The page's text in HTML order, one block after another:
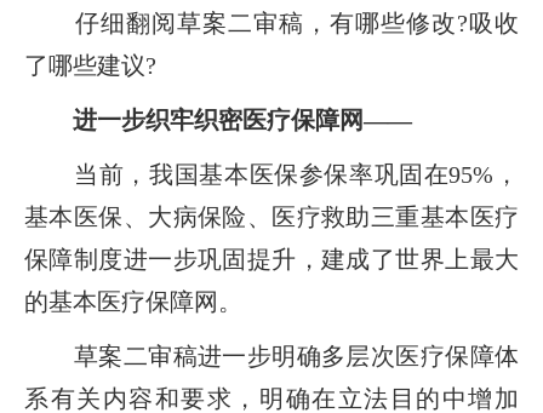
仔细翻阅草案二审稿，有哪些修改?吸收
了哪些建议?
进一步织牢织密医疗保障网——
当前，我国基本医保参保率巩固在95%，
基本医保、大病保险、医疗救助三重基本医疗
保障制度进一步巩固提升，建成了世界上最大
的基本医疗保障网。
草案二审稿进一步明确多层次医疗保障体
系有关内容和要求，明确在立法目的中增加